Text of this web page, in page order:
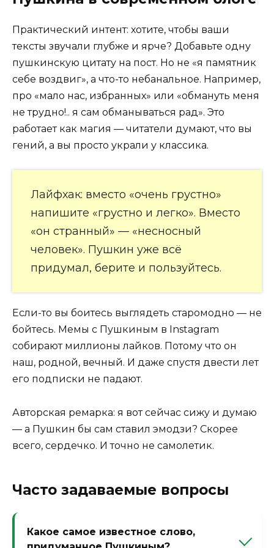
Практический интент: хотите, чтобы ваши
тексты звучали глубже и ярче? Добавьте одну
пушкинскую цитату на пост. Но не «я памятник
себе воздвиг», а что-то небанальное. Например,
про «мало нас, избранных» или «обмануть меня
не трудно!.. я сам обманываться рад». Это
работает как магия — читатели думают, что вы
гений, а вы просто украли у классика.
Лайфхак: вместо «очень грустно»
напишите «грустно и легко». Вместо
«он странный» — «несносный
человек». Пушкин уже всё
придумал, берите и пользуйтесь.
Если-то вы боитесь выглядеть старомодно — не
бойтесь. Мемы с Пушкиным в Instagram
собирают миллионы лайков. Потому что он
наш, родной, вечный. И даже спустя двести лет
его подписки не падают.
Авторская ремарка: я вот сейчас сижу и думаю
— а Пушкин бы сам ставил эмодзи? Скорее
всего, сердечко. И точно не самолетик.
Часто задаваемые вопросы
Какое самое известное слово,